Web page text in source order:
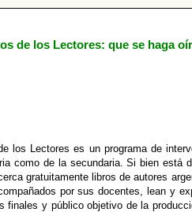
de los Lectores: que se haga
los Lectores es un programa de
como de la secundaria. Si bien está
gratuitamente libros de autores
por sus docentes, lean y
finales y público objetivo de la